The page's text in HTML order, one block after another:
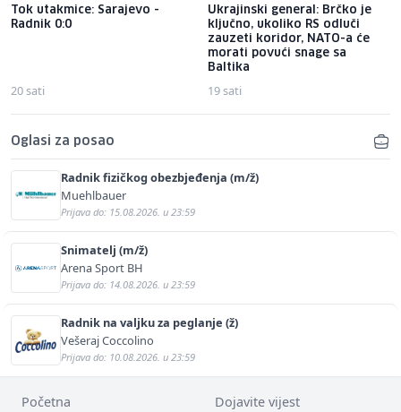
Tok utakmice: Sarajevo -
Radnik 0:0
20 sati
Ukrajinski general: Brčko je
ključno, ukoliko RS odluči
zauzeti koridor, NATO-a će
morati povući snage sa
Baltika
19 sati
Oglasi za posao
Radnik fizičkog obezbjeđenja (m/ž)
Muehlbauer
Prijava do: 15.08.2026. u 23:59
Snimatelj (m/ž)
Arena Sport BH
Prijava do: 14.08.2026. u 23:59
Radnik na valjku za peglanje (ž)
Vešeraj Coccolino
Prijava do: 10.08.2026. u 23:59
Početna Dojavite vijest